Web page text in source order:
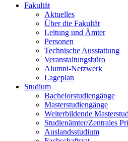
Fakultät
Aktuelles
Über die Fakultät
Leitung und Ämter
Personen
Technische Ausstattung
Veranstaltungsbüro
Alumni-Netzwerk
Lageplan
Studium
Bachelorstudiengänge
Masterstudiengänge
Weiterbildende
Studienämter/Zentrales
Auslandsstudium